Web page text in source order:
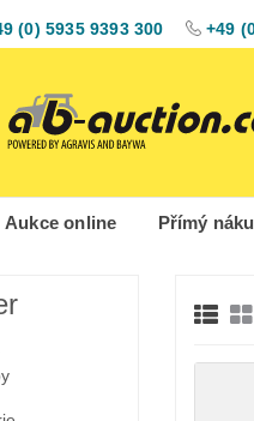
(0) 5935 9393 300 +49
Aukce online Přímý